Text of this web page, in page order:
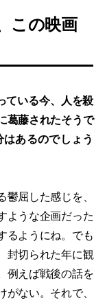
この映画
ている今、人を殺
葛藤されたそうで
あるのでしょう
屈した感じを、
ような企画だった
るようにね。でも
封切られた年に観
例えば戦後の話を
ない。それで、